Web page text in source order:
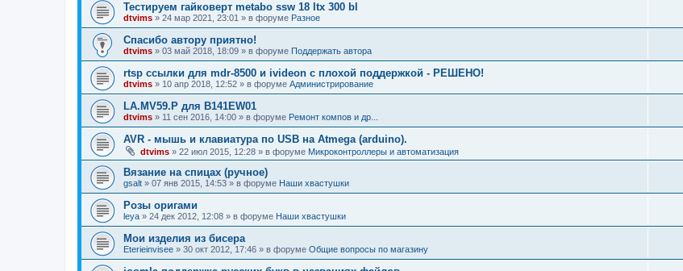
Тестируем гайковерт metabo ssw 18 ltx 300 bl
dtvims » 24 мар 2021, 23:01 » в форуме Разное
Спасибо автору приятно!
dtvims » 03 май 2018, 18:09 » в форуме Поддержать автора
rtsp ссылки для mdr-8500 и ivideon с плохой поддержкой - РЕШЕНО!
dtvims » 10 апр 2018, 12:52 » в форуме Администрирование
LA.MV59.P для B141EW01
dtvims » 11 сен 2016, 14:00 » в форуме Ремонт компов и др...
AVR - мышь и клавиатура по USB на Atmega (arduino).
dtvims » 22 июл 2015, 12:28 » в форуме Микроконтроллеры и автоматизация
Вязание на спицах (ручное)
gsalt » 07 янв 2015, 14:53 » в форуме Наши хвастушки
Розы оригами
leya » 24 дек 2012, 12:08 » в форуме Наши хвастушки
Мои изделия из бисера
Eterieinvisee » 30 окт 2012, 17:46 » в форуме Общие вопросы по магазину